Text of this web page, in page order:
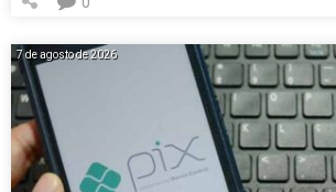
7 de agosto de 2026